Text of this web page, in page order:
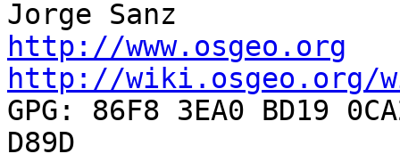
http://www.osgeo.org
http://wiki.osgeo.org/
GPG: 86F8 3EA0 BD19